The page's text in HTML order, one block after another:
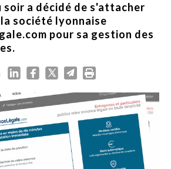
soir a décidé de s'attacher
société lyonnaise
pour sa gestion des